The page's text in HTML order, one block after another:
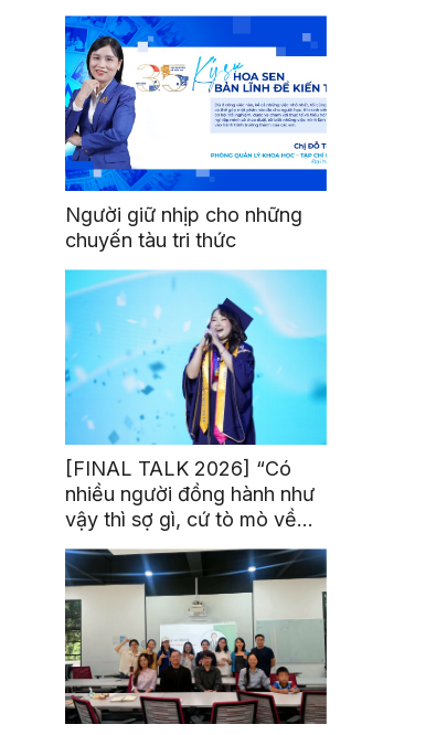
Người giữ nhịp cho những
chuyến tàu tri thức
[FINAL TALK 2026] “Có
nhiều người đồng hành như
vậy thì sợ gì, cứ tò mò về
thế giới thôi”